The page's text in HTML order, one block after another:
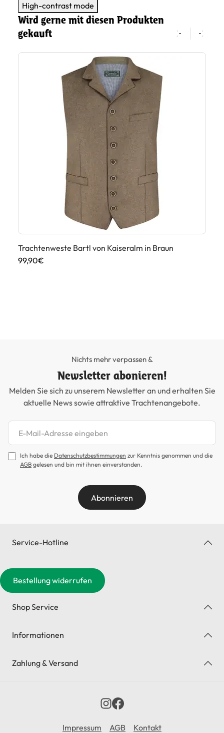
High-contrast mode
Wird gerne mit diesen Produkten
gekauft
Trachtenweste Bartl von Kaiseralm in Braun
99,90€
Nichts mehr verpassen &
Newsletter abonieren!
Melden Sie sich zu unserem Newsletter an und erhalten Sie
aktuelle News sowie attraktive Trachtenangebote.
Newsletter abonnieren
Ich habe die Datenschutzbestimmungen zur Kenntnis genommen und die
AGB gelesen und bin mit ihnen einverstanden.
Abonnieren
Service-Hotline
Bestellung widerrufen
Shop Service
Informationen
Zahlung & Versand
Impressum AGB Kontakt